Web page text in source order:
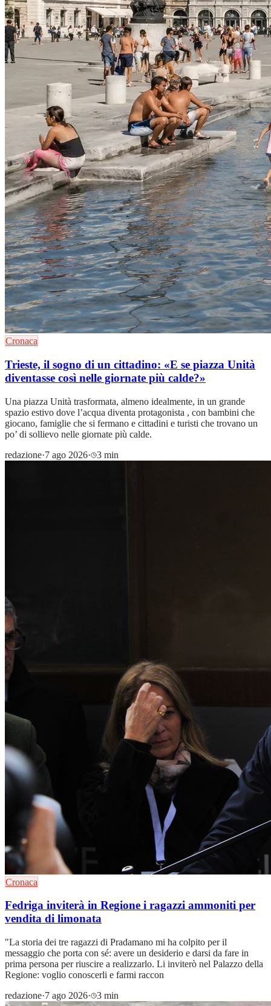
Cronaca
Trieste, il sogno di un cittadino: «E se piazza Unità
diventasse così nelle giornate più calde?»
Una piazza Unità trasformata, almeno idealmente, in un grande
spazio estivo dove l’acqua diventa protagonista , con bambini che
giocano, famiglie che si fermano e cittadini e turisti che trovano un
po’ di sollievo nelle giornate più calde.
redazione·7 ago 2026· 3 min
Cronaca
Fedriga inviterà in Regione i ragazzi ammoniti per
vendita di limonata
"La storia dei tre ragazzi di Pradamano mi ha colpito per il
messaggio che porta con sé: avere un desiderio e darsi da fare in
prima persona per riuscire a realizzarlo. Li inviterò nel Palazzo della
Regione: voglio conoscerli e farmi raccon
redazione·7 ago 2026· 3 min